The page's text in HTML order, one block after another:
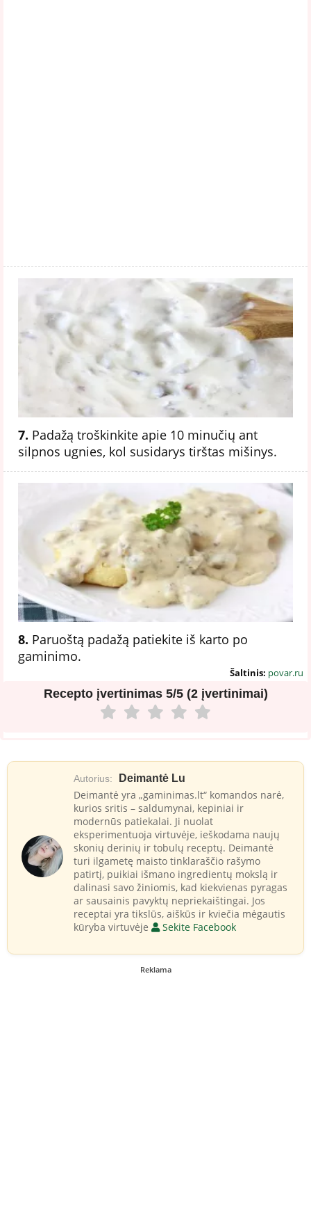
7. Padažą troškinkite apie 10 minučių ant
silpnos ugnies, kol susidarys tirštas mišinys.
8. Paruoštą padažą patiekite iš karto po
gaminimo.
Šaltinis: povar.ru
Recepto įvertinimas 5/5 (2 įvertinimai)
Autorius: Deimantė Lu
Deimantė yra „gaminimas.lt“ komandos narė,
kurios sritis – saldumynai, kepiniai ir
modernūs patiekalai. Ji nuolat
eksperimentuoja virtuvėje, ieškodama naujų
skonių derinių ir tobulų receptų. Deimantė
turi ilgametę maisto tinklaraščio rašymo
patirtį, puikiai išmano ingredientų mokslą ir
dalinasi savo žiniomis, kad kiekvienas pyragas
ar sausainis pavyktų nepriekaištingai. Jos
receptai yra tikslūs, aiškūs ir kviečia mėgautis
kūryba virtuvėje
Sekite Facebook
Reklama